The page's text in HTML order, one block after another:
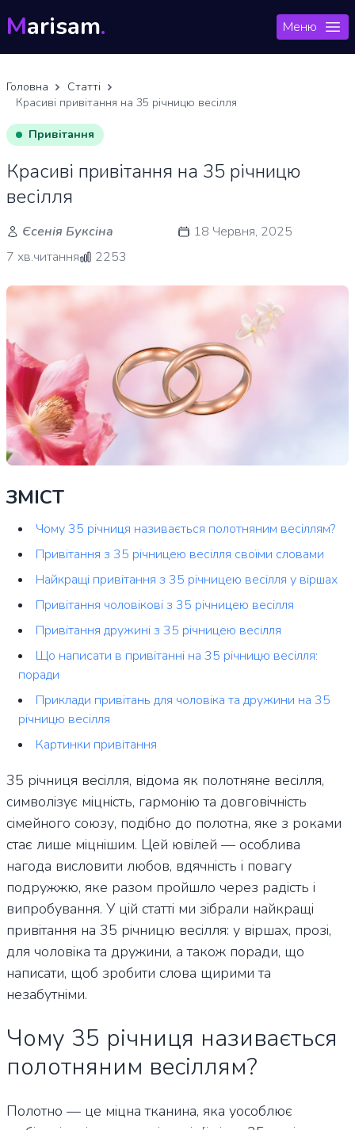
Marisam. Меню
Головна
Статті
Красиві привітання на 35 річницю весілля
Привітання
Красиві привітання на 35 річницю
весілля
Єсенія Буксіна
18 Червня, 2025
7 хв.читання
2253
ЗМІСТ
Чому 35 річниця називається полотняним весіллям?
Привітання з 35 річницею весілля своїми словами
Найкращі привітання з 35 річницею весілля у віршах
Привітання чоловікові з 35 річницею весілля
Привітання дружині з 35 річницею весілля
Що написати в привітанні на 35 річницю весілля:
поради
Приклади привітань для чоловіка та дружини на 35
річницю весілля
Картинки привітання
35 річниця весілля, відома як полотняне весілля,
символізує міцність, гармонію та довговічність
сімейного союзу, подібно до полотна, яке з роками
стає лише міцнішим. Цей ювілей — особлива
нагода висловити любов, вдячність і повагу
подружжю, яке разом пройшло через радість і
випробування. У цій статті ми зібрали найкращі
привітання на 35 річницю весілля: у віршах, прозі,
для чоловіка та дружини, а також поради, що
написати, щоб зробити слова щирими та
незабутніми.
Чому 35 річниця називається
полотняним весіллям?
Полотно — це міцна тканина, яка уособлює